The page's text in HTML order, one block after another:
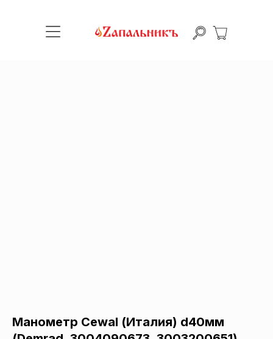
Манометр Cewal (Италия) d40мм